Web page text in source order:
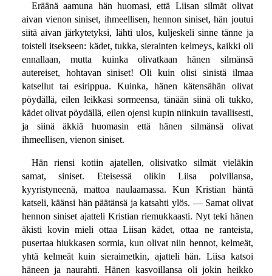
Eräänä aamuna hän huomasi, että Liisan silmät olivat
aivan vienon siniset, ihmeellisen, hennon siniset, hän joutui
siitä aivan järkytetyksi, lähti ulos, kuljeskeli sinne tänne ja
toisteli itsekseen: kädet, tukka, sierainten kelmeys, kaikki oli
ennallaan, mutta kuinka olivatkaan hänen silmänsä
autereiset, hohtavan siniset! Oli kuin olisi sinistä ilmaa
katsellut tai esirippua. Kuinka, hänen kätensähän olivat
pöydällä, eilen leikkasi sormeensa, tänään siinä oli tukko,
kädet olivat pöydällä, eilen ojensi kupin niinkuin tavallisesti,
ja siinä äkkiä huomasin että hänen silmänsä olivat
ihmeellisen, vienon siniset.
Hän riensi kotiin ajatellen, olisivatko silmät vieläkin
samat, siniset. Eteisessä olikin Liisa polvillansa,
kyyristyneenä, mattoa naulaamassa. Kun Kristian häntä
katseli, käänsi hän päätänsä ja katsahti ylös. — Samat olivat
hennon siniset ajatteli Kristian riemukkaasti. Nyt teki hänen
äkisti kovin mieli ottaa Liisan kädet, ottaa ne ranteista,
pusertaa hiukkasen sormia, kun olivat niin hennot, kelmeät,
yhtä kelmeät kuin sieraimetkin, ajatteli hän. Liisa katsoi
häneen ja naurahti. Hänen kasvoillansa oli jokin heikko